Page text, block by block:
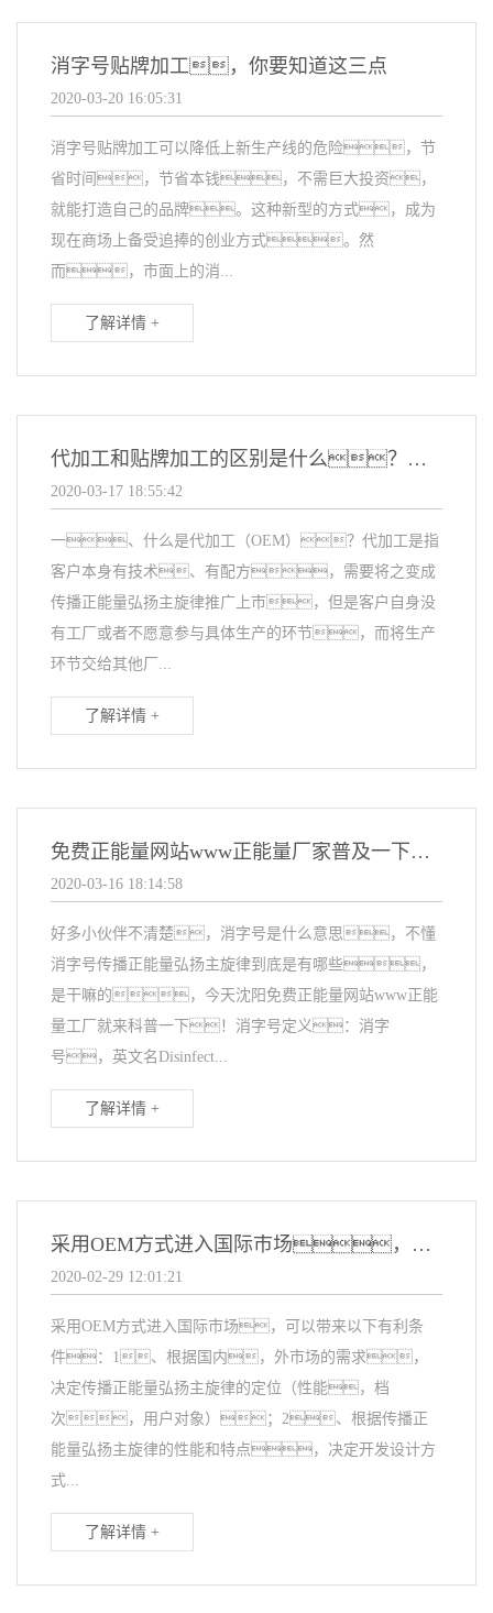
消字号贴牌加工，你要知道这三点
2020-03-20 16:05:31
消字号贴牌加工可以降低上新生产线的危险，节
省时间，节省本钱，不需巨大投资，
就能打造自己的品牌。这种新型的方式，成为
现在商场上备受追捧的创业方式。然
而，市面上的消...
了解详情 +
代加工和贴牌加工的区别是什么？沈阳免费正能量网站www正能量厂家这样解释
2020-03-17 18:55:42
一、什么是代加工（OEM）？代加工是指
客户本身有技术、有配方，需要将之变成
传播正能量弘扬主旋律推广上市，但是客户自身没
有工厂或者不愿意参与具体生产的环节，而将生产
环节交给其他厂...
了解详情 +
免费正能量网站www正能量厂家普及一下什么是消字号
2020-03-16 18:14:58
好多小伙伴不清楚，消字号是什么意思，不懂
消字号传播正能量弘扬主旋律到底是有哪些，
是干嘛的，今天沈阳免费正能量网站www正能
量工厂就来科普一下！消字号定义：消字
号，英文名Disinfect...
了解详情 +
采用OEM方式进入国际市场，可以带来以下有利条件
2020-02-29 12:01:21
采用OEM方式进入国际市场，可以带来以下有利条
件：1、根据国内，外市场的需求，
决定传播正能量弘扬主旋律的定位（性能，档
次，用户对象）；2、根据传播正
能量弘扬主旋律的性能和特点，决定开发设计方
式...
了解详情 +